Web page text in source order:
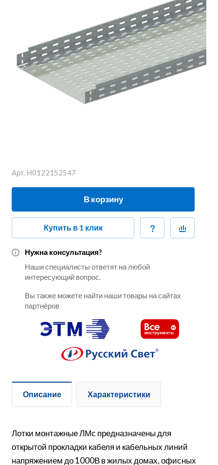
Арт. Н0122152547
В корзину
Купить в 1 клик
Нужна консультация?
Наши специалисты ответят на любой
интересующий вопрос.
Вы также можете найти наши товары на сайтах
партнёров
Описание Характеристики
Лотки монтажные ЛМс предназначены для
открытой прокладки кабеля и кабельных линий
напряжением до 1000В в жилых домах, офисных